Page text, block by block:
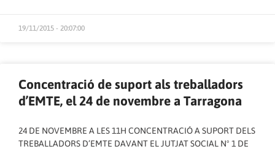
19/11/2015 - 20:07:00
Concentració de suport als treballadors
d’EMTE, el 24 de novembre a Tarragona
24 DE NOVEMBRE A LES 11H CONCENTRACIÓ A SUPORT DELS
TREBALLADORS D’EMTE DAVANT EL JUTJAT SOCIAL Nº 1 DE